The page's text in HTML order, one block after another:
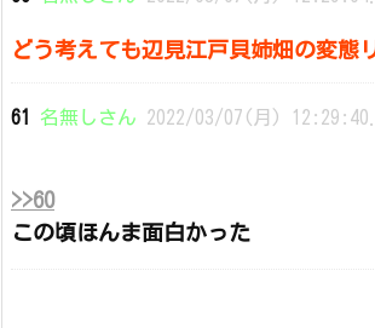
どう考えても辺見江戸貝姉畑の変態
61 名無しさん 2022/03/07(月)
>>60
この頃ほんま面白かった